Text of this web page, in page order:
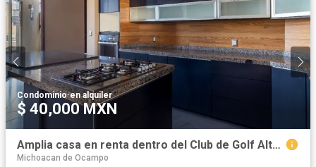
Condominio·en alquiler
$ 40,000 MXN
Amplia casa en renta dentro del Club de Golf Altozano
Michoacan de Ocampo